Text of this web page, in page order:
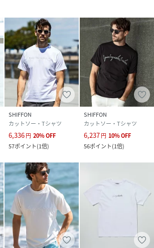
リブ:コットン95%
ポリウレタン5%
M、L、XL、XXL
手洗い可
MK2611_UST
UST-24068-N90-010 MK2611
SHIFFON
カットソー・Tシャツ
6,336円 20%OFF
57ポイント(1倍)
SHIFFON
カットソー・Tシャツ
6,237円 10%OFF
56ポイント(1倍)